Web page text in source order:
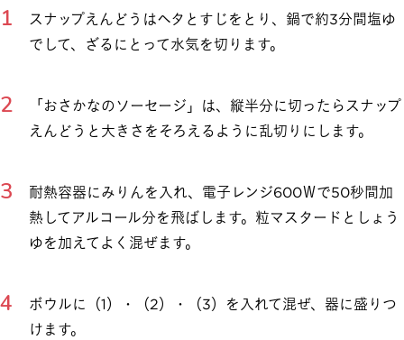
スナップえんどうはヘタとすじをとり、鍋で約3分間塩ゆ
でして、ざるにとって水気を切ります。
「おさかなのソーセージ」は、縦半分に切ったらスナップ
えんどうと大きさをそろえるように乱切りにします。
耐熱容器にみりんを入れ、電子レンジ600Ｗで50秒間加
熱してアルコール分を飛ばします。粒マスタードとしょう
ゆを加えてよく混ぜます。
ボウルに（1）・（2）・（3）を入れて混ぜ、器に盛りつ
けます。